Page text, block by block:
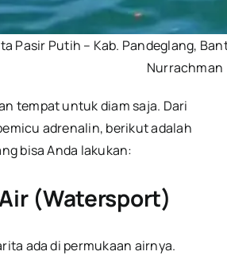
Pasir Putih – Kab. Pandeglang,
Nurrachman
tempat untuk diam saja. Dari
adrenalin, berikut adalah
bisa Anda lakukan:
(Watersport)
ada di permukaan airnya.